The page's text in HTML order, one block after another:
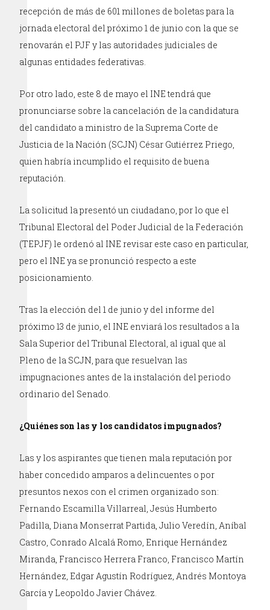
recepción de más de 601 millones de boletas para la
jornada electoral del próximo 1 de junio con la que se
renovarán el PJF y las autoridades judiciales de
algunas entidades federativas.
Por otro lado, este 8 de mayo el INE tendrá que
pronunciarse sobre la cancelación de la candidatura
del candidato a ministro de la Suprema Corte de
Justicia de la Nación (SCJN) César Gutiérrez Priego,
quien habría incumplido el requisito de buena
reputación.
La solicitud la presentó un ciudadano, por lo que el
Tribunal Electoral del Poder Judicial de la Federación
(TEPJF) le ordenó al INE revisar este caso en particular,
pero el INE ya se pronunció respecto a este
posicionamiento.
Tras la elección del 1 de junio y del informe del
próximo 13 de junio, el INE enviará los resultados a la
Sala Superior del Tribunal Electoral, al igual que al
Pleno de la SCJN, para que resuelvan las
impugnaciones antes de la instalación del periodo
ordinario del Senado.
¿Quiénes son las y los candidatos impugnados?
Las y los aspirantes que tienen mala reputación por
haber concedido amparos a delincuentes o por
presuntos nexos con el crimen organizado son:
Fernando Escamilla Villarreal, Jesús Humberto
Padilla, Diana Monserrat Partida, Julio Veredín, Aníbal
Castro, Conrado Alcalá Romo, Enrique Hernández
Miranda, Francisco Herrera Franco, Francisco Martín
Hernández, Edgar Agustín Rodríguez, Andrés Montoya
García y Leopoldo Javier Chávez.